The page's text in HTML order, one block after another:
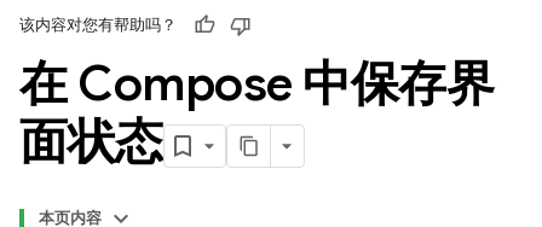
该内容对您有帮助吗？
在 Compose 中保存界
面状态
本页内容